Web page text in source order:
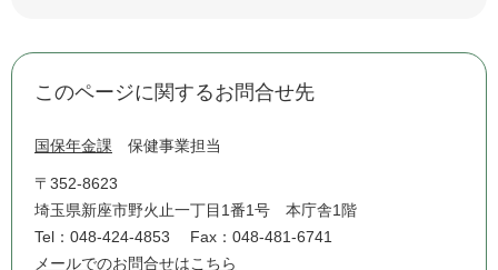
このページに関するお問合せ先
国保年金課 保健事業担当
〒352-8623
埼玉県新座市野火止一丁目1番1号 本庁舎1階
Tel：048-424-4853
Fax：048-481-6741
メールでのお問合せはこちら